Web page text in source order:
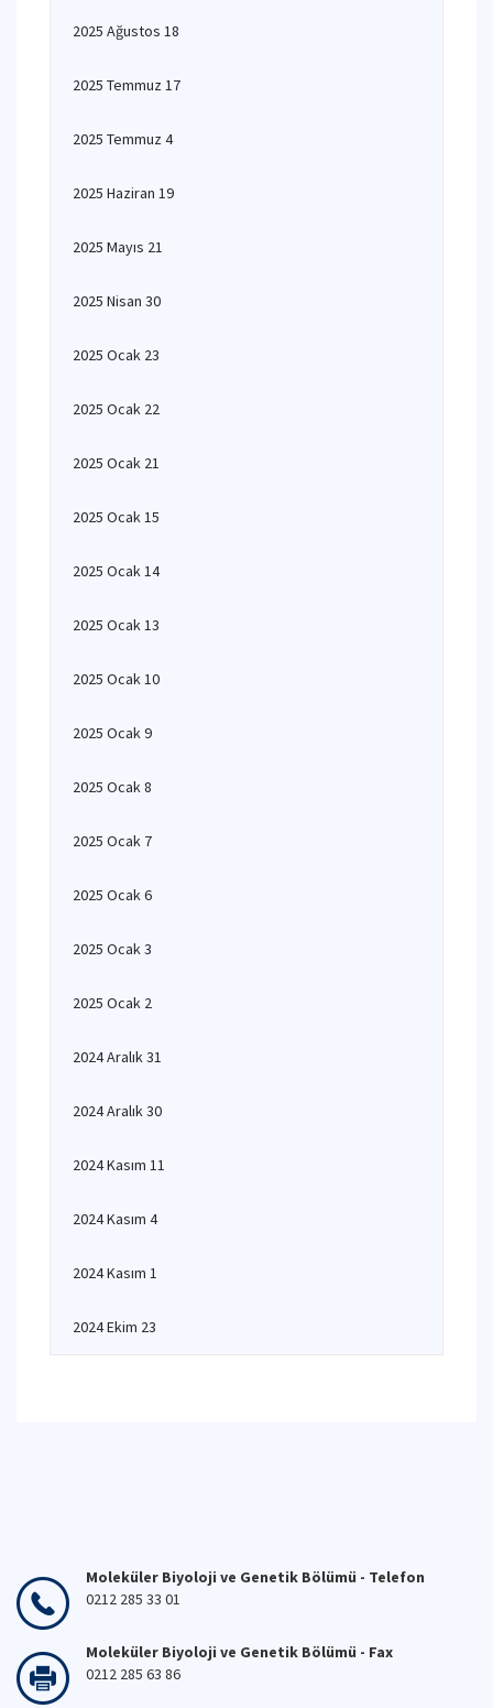
2025 Ağustos 18
2025 Temmuz 17
2025 Temmuz 4
2025 Haziran 19
2025 Mayıs 21
2025 Nisan 30
2025 Ocak 23
2025 Ocak 22
2025 Ocak 21
2025 Ocak 15
2025 Ocak 14
2025 Ocak 13
2025 Ocak 10
2025 Ocak 9
2025 Ocak 8
2025 Ocak 7
2025 Ocak 6
2025 Ocak 3
2025 Ocak 2
2024 Aralık 31
2024 Aralık 30
2024 Kasım 11
2024 Kasım 4
2024 Kasım 1
2024 Ekim 23
Moleküler Biyoloji ve Genetik Bölümü - Telefon
0212 285 33 01
Moleküler Biyoloji ve Genetik Bölümü - Fax
0212 285 63 86